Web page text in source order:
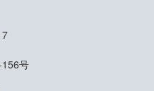
号